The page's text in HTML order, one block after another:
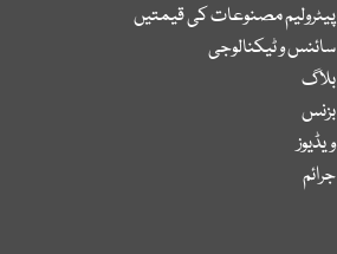
پیٹرولیم مصنوعات کی قیمتیں
سائنس و ٹیکنالوجی
بلاگ
بزنس
ویڈیوز
جرائم